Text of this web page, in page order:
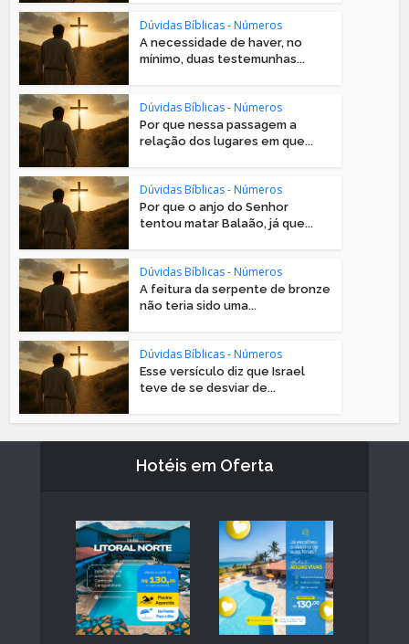
Dúvidas Bíblicas - Números
A necessidade de haver, no
mínimo, duas testemunhas...
Dúvidas Bíblicas - Números
Por que nessa passagem a
relação dos lugares em que...
Dúvidas Bíblicas - Números
Por que o anjo do Senhor
tentou matar Balaão, já que...
Dúvidas Bíblicas - Números
A feitura da serpente de bronze
não teria sido uma...
Dúvidas Bíblicas - Números
Esse versículo diz que Israel
teve de se desviar de...
Hotéis em Oferta